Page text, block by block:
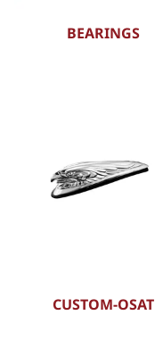
BEARINGS
CUSTOM-OSAT